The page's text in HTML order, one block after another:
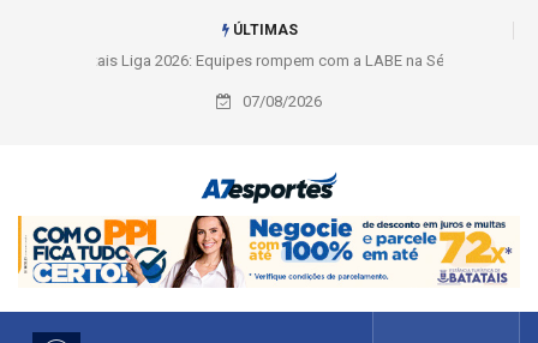
ÚLTIMAS
Liga 2026: Equipes rompem com a LABE na Série Ouro e entidade define
a 2° fase, times e formato
07/08/2026